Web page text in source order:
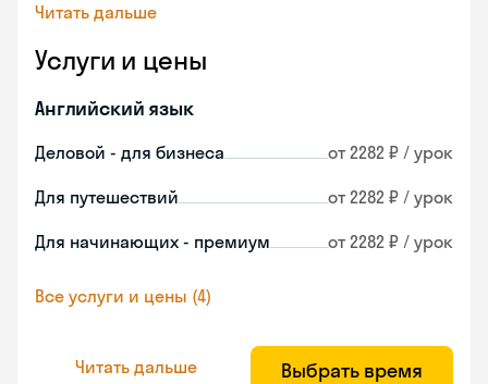
Читать дальше
Услуги и цены
Английский язык
Деловой - для бизнеса от 2282 ₽ / урок
Для путешествий от 2282 ₽ / урок
Для начинающих - премиум от 2282 ₽ / урок
Все услуги и цены (4)
Читать дальше Выбрать время